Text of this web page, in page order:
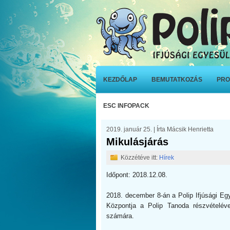
KEZDŐLAP BEMUTATKOZÁS
ESC INFOPACK
2019. január 25. | Írta Mácsik Henrietta
Mikulásjárás
Közzétéve itt: Hírek
Időpont: 2018.12.08.
2018. december 8-án a Polip Ifjúsági
Központja a Polip Tanoda
számára.